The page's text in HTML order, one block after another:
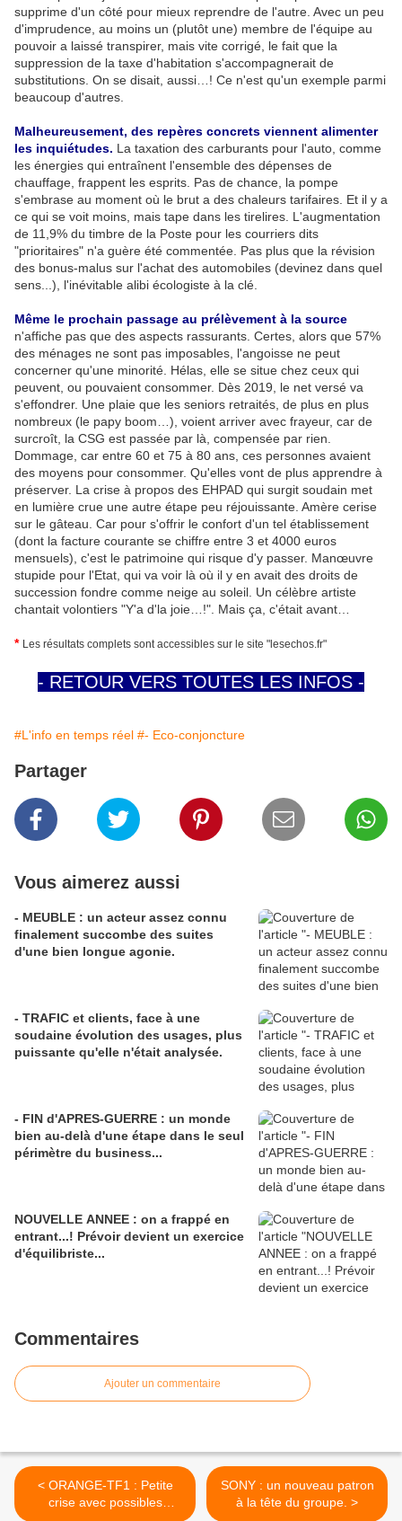
supprime d'un côté pour mieux reprendre de l'autre. Avec un peu
d'imprudence, au moins un (plutôt une) membre de l'équipe au
pouvoir a laissé transpirer, mais vite corrigé, le fait que la
suppression de la taxe d'habitation s'accompagnerait de
substitutions. On se disait, aussi…! Ce n'est qu'un exemple parmi
beaucoup d'autres.
Malheureusement, des repères concrets viennent alimenter
les inquiétudes. La taxation des carburants pour l'auto, comme
les énergies qui entraînent l'ensemble des dépenses de
chauffage, frappent les esprits. Pas de chance, la pompe
s'embrase au moment où le brut a des chaleurs tarifaires. Et il y a
ce qui se voit moins, mais tape dans les tirelires. L'augmentation
de 11,9% du timbre de la Poste pour les courriers dits
"prioritaires" n'a guère été commentée. Pas plus que la révision
des bonus-malus sur l'achat des automobiles (devinez dans quel
sens...), l'inévitable alibi écologiste à la clé.
Même le prochain passage au prélèvement à la source
n'affiche pas que des aspects rassurants. Certes, alors que 57%
des ménages ne sont pas imposables, l'angoisse ne peut
concerner qu'une minorité. Hélas, elle se situe chez ceux qui
peuvent, ou pouvaient consommer. Dès 2019, le net versé va
s'effondrer. Une plaie que les seniors retraités, de plus en plus
nombreux (le papy boom…), voient arriver avec frayeur, car de
surcroît, la CSG est passée par là, compensée par rien.
Dommage, car entre 60 et 75 à 80 ans, ces personnes avaient
des moyens pour consommer. Qu'elles vont de plus apprendre à
préserver. La crise à propos des EHPAD qui surgit soudain met
en lumière crue une autre étape peu réjouissante. Amère cerise
sur le gâteau. Car pour s'offrir le confort d'un tel établissement
(dont la facture courante se chiffre entre 3 et 4000 euros
mensuels), c'est le patrimoine qui risque d'y passer. Manœuvre
stupide pour l'Etat, qui va voir là où il y en avait des droits de
succession fondre comme neige au soleil. Un célèbre artiste
chantait volontiers "Y'a d'la joie…!". Mais ça, c'était avant…
* Les résultats complets sont accessibles sur le site "lesechos.fr"
- RETOUR VERS TOUTES LES INFOS -
#L'info en temps réel #- Eco-conjoncture
Partager
Vous aimerez aussi
- MEUBLE : un acteur assez connu
finalement succombe des suites
d'une bien longue agonie.
- TRAFIC et clients, face à une
soudaine évolution des usages, plus
puissante qu'elle n'était analysée.
- FIN d'APRES-GUERRE : un monde
bien au-delà d'une étape dans le seul
périmètre du business...
NOUVELLE ANNEE : on a frappé en
entrant...! Prévoir devient un exercice
d'équilibriste...
Commentaires
Ajouter un commentaire
< ORANGE-TF1 : Petite
crise avec possibles
SONY : un nouveau patron
à la tête du groupe. >